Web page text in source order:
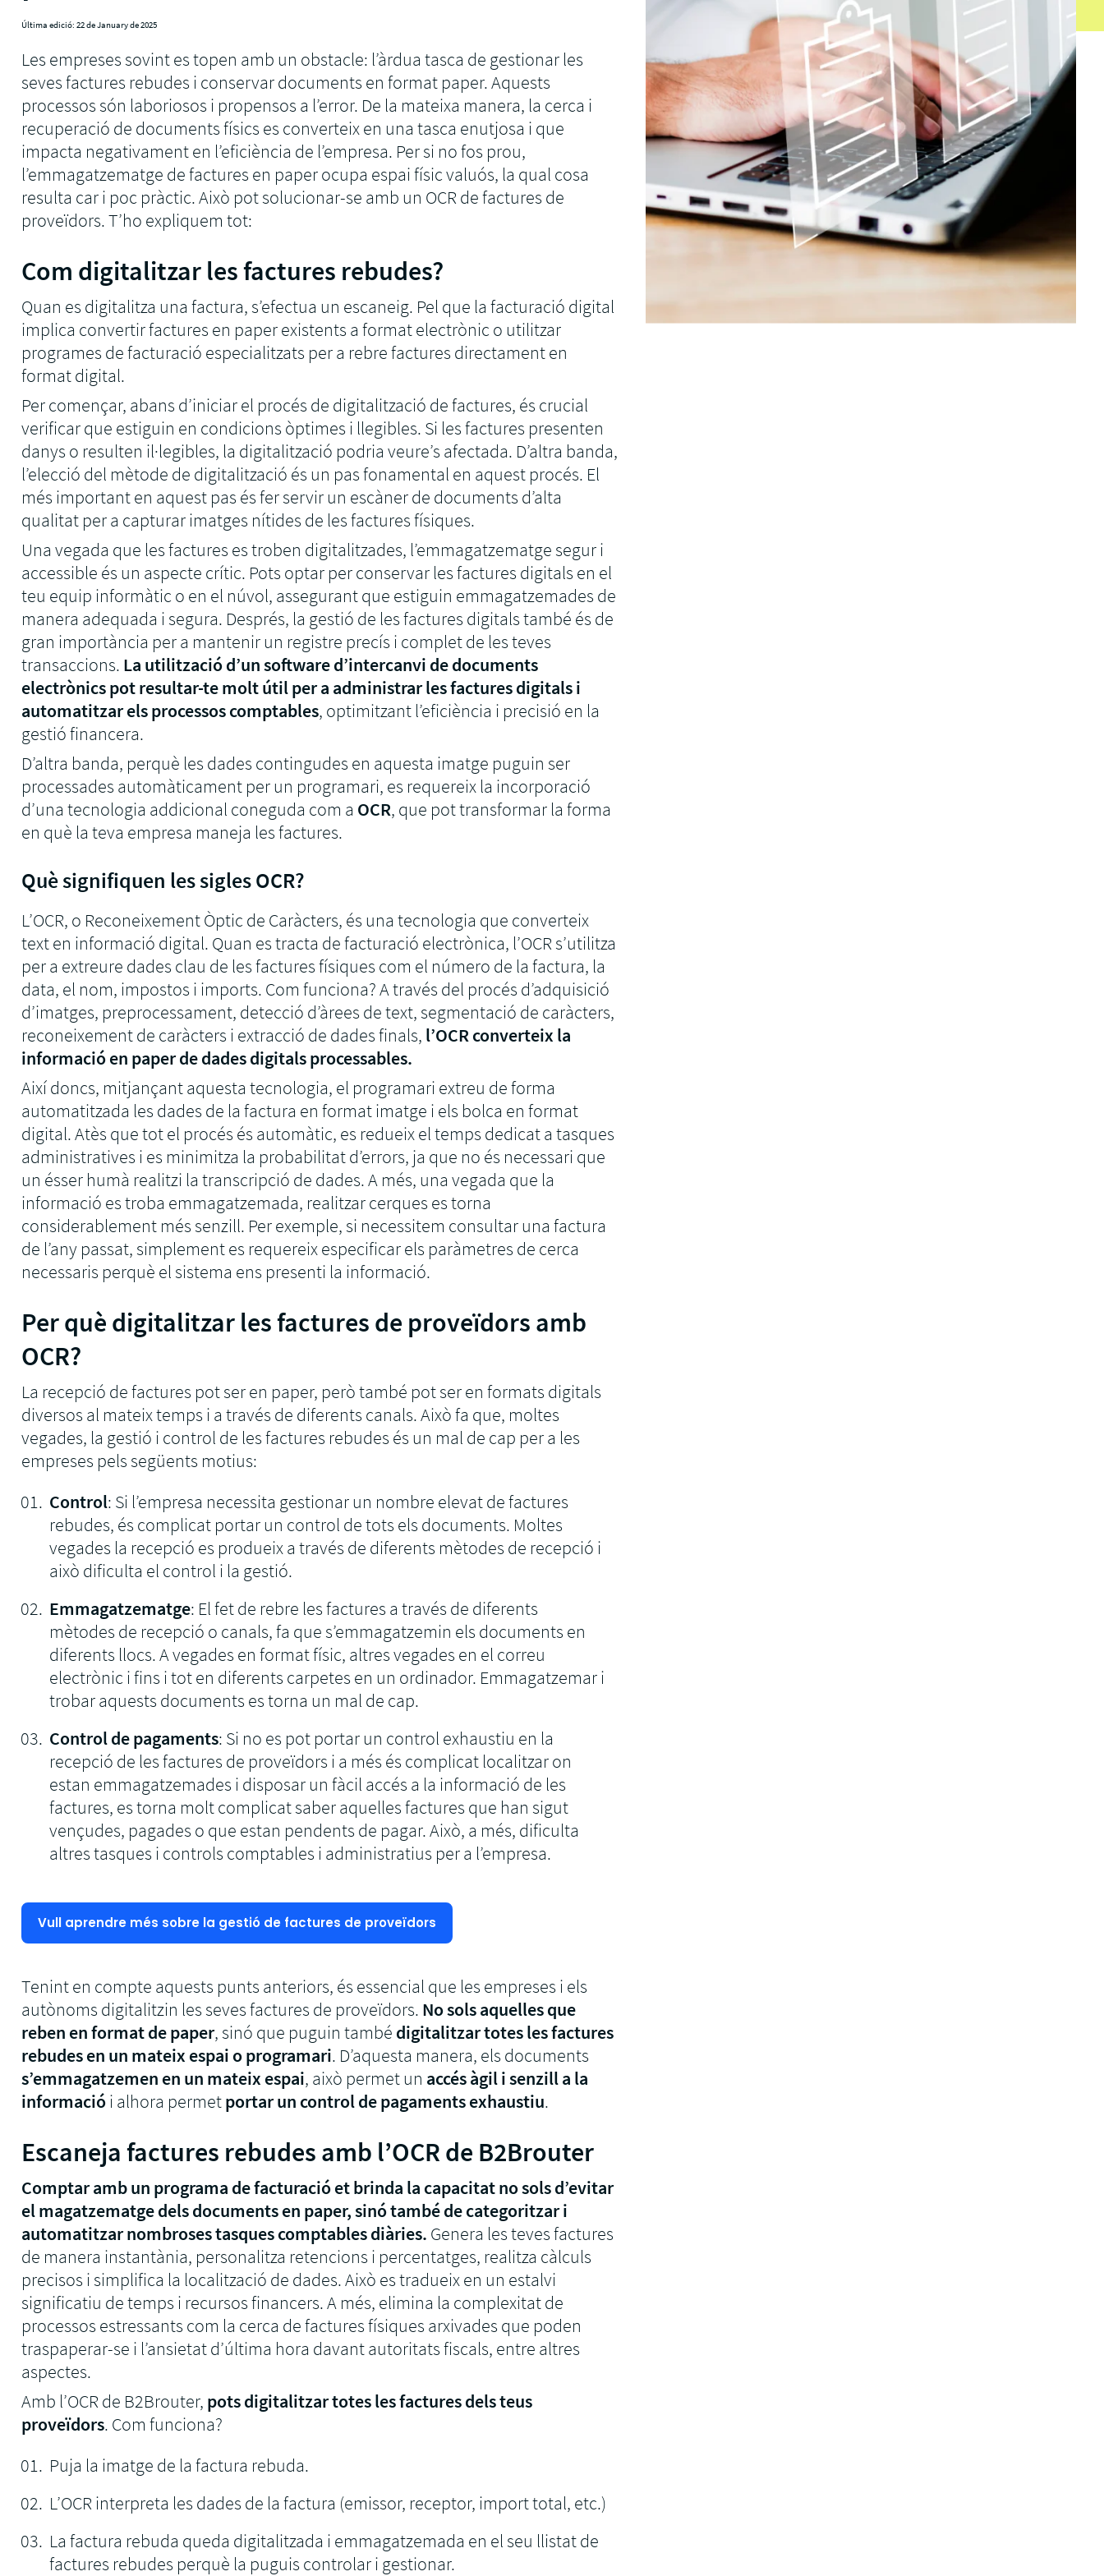
Connecta Zoho a B2Brouter, envia
factures elestròniques i compleix amb
VeriFactu
Enviar factures electròniques amb SAP
SAP Business One, SAP R3
Última edició: 22 de January de 2025
Les empreses sovint es topen amb un obstacle: l’àrdua tasca de gestionar les
seves factures rebudes i conservar documents en format paper. Aquests
processos són laboriosos i propensos a l’error. De la mateixa manera, la cerca i
recuperació de documents físics es converteix en una tasca enutjosa i que
impacta negativament en l’eficiència de l’empresa. Per si no fos prou,
l’emmagatzematge de factures en paper ocupa espai físic valuós, la qual cosa
resulta car i poc pràctic. Això pot solucionar-se amb un OCR de factures de
proveïdors. T’ho expliquem tot:
Com digitalitzar les factures rebudes?
Quan es digitalitza una factura, s’efectua un escaneig. Pel que la facturació digital
implica convertir factures en paper existents a format electrònic o utilitzar
programes de facturació especialitzats per a rebre factures directament en
format digital.
Per començar, abans d’iniciar el procés de digitalització de factures, és crucial
verificar que estiguin en condicions òptimes i llegibles. Si les factures presenten
danys o resulten il·legibles, la digitalització podria veure’s afectada. D’altra banda,
l’elecció del mètode de digitalització és un pas fonamental en aquest procés. El
més important en aquest pas és fer servir un escàner de documents d’alta
qualitat per a capturar imatges nítides de les factures físiques.
Una vegada que les factures es troben digitalitzades, l’emmagatzematge segur i
accessible és un aspecte crític. Pots optar per conservar les factures digitals en el
teu equip informàtic o en el núvol, assegurant que estiguin emmagatzemades de
manera adequada i segura. Després, la gestió de les factures digitals també és de
gran importància per a mantenir un registre precís i complet de les teves
transaccions. La utilització d’un software d’intercanvi de documents
electrònics pot resultar-te molt útil per a administrar les factures digitals i
automatitzar els processos comptables, optimitzant l’eficiència i precisió en la
gestió financera.
D’altra banda, perquè les dades contingudes en aquesta imatge puguin ser
processades automàticament per un programari, es requereix la incorporació
d’una tecnologia addicional coneguda com a OCR, que pot transformar la forma
en què la teva empresa maneja les factures.
Què signifiquen les sigles OCR?
L’OCR, o Reconeixement Òptic de Caràcters, és una tecnologia que converteix
text en informació digital. Quan es tracta de facturació electrònica, l’OCR s’utilitza
per a extreure dades clau de les factures físiques com el número de la factura, la
data, el nom, impostos i imports. Com funciona? A través del procés d’adquisició
d’imatges, preprocessament, detecció d’àrees de text, segmentació de caràcters,
reconeixement de caràcters i extracció de dades finals, l’OCR converteix la
informació en paper de dades digitals processables.
Així doncs, mitjançant aquesta tecnologia, el programari extreu de forma
automatitzada les dades de la factura en format imatge i els bolca en format
digital. Atès que tot el procés és automàtic, es redueix el temps dedicat a tasques
administratives i es minimitza la probabilitat d’errors, ja que no és necessari que
un ésser humà realitzi la transcripció de dades. A més, una vegada que la
informació es troba emmagatzemada, realitzar cerques es torna
considerablement més senzill. Per exemple, si necessitem consultar una factura
de l’any passat, simplement es requereix especificar els paràmetres de cerca
necessaris perquè el sistema ens presenti la informació.
Per què digitalitzar les factures de proveïdors amb
OCR?
La recepció de factures pot ser en paper, però també pot ser en formats digitals
diversos al mateix temps i a través de diferents canals. Això fa que, moltes
vegades, la gestió i control de les factures rebudes és un mal de cap per a les
empreses pels següents motius:
Control: Si l’empresa necessita gestionar un nombre elevat de factures
rebudes, és complicat portar un control de tots els documents. Moltes
vegades la recepció es produeix a través de diferents mètodes de recepció i
això dificulta el control i la gestió.
Emmagatzematge: El fet de rebre les factures a través de diferents
mètodes de recepció o canals, fa que s’emmagatzemin els documents en
diferents llocs. A vegades en format físic, altres vegades en el correu
electrònic i fins i tot en diferents carpetes en un ordinador. Emmagatzemar i
trobar aquests documents es torna un mal de cap.
Control de pagaments: Si no es pot portar un control exhaustiu en la
recepció de les factures de proveïdors i a més és complicat localitzar on
estan emmagatzemades i disposar un fàcil accés a la informació de les
factures, es torna molt complicat saber aquelles factures que han sigut
vençudes, pagades o que estan pendents de pagar. Això, a més, dificulta
altres tasques i controls comptables i administratius per a l’empresa.
Vull aprendre més sobre la gestió de factures de proveïdors
Tenint en compte aquests punts anteriors, és essencial que les empreses i els
autònoms digitalitzin les seves factures de proveïdors. No sols aquelles que
reben en format de paper, sinó que puguin també digitalitzar totes les factures
rebudes en un mateix espai o programari. D’aquesta manera, els documents
s’emmagatzemen en un mateix espai, això permet un accés àgil i senzill a la
informaciói alhora permetportar un control de pagaments exhaustiu.
Escaneja factures rebudes amb l’OCR de B2Brouter
Comptar amb un programa de facturació et brinda la capacitat no sols d’evitar
el magatzematge dels documents en paper, sinó també de categoritzar i
automatitzar nombroses tasques comptables diàries. Genera les teves factures
de manera instantània, personalitza retencions i percentatges, realitza càlculs
precisos i simplifica la localització de dades. Això es tradueix en un estalvi
significatiu de temps i recursos financers. A més, elimina la complexitat de
processos estressants com la cerca de factures físiques arxivades que poden
traspaperar-se i l’ansietat d’última hora davant autoritats fiscals, entre altres
aspectes.
Amb l’OCR de B2Brouter, pots digitalitzar totes les factures dels teus
proveïdors. Com funciona?
Puja la imatge de la factura rebuda.
L’OCR interpreta les dades de la factura (emissor, receptor, import total, etc.)
La factura rebuda queda digitalitzada i emmagatzemada en el seu llistat de
factures rebudes perquè la puguis controlar i gestionar.